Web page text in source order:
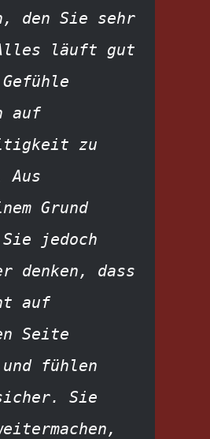
den Sie sehr
Alles läuft gut
auf
zu
Aus
Grund
jedoch
denken, dass
auf
Seite
fühlen
Sie